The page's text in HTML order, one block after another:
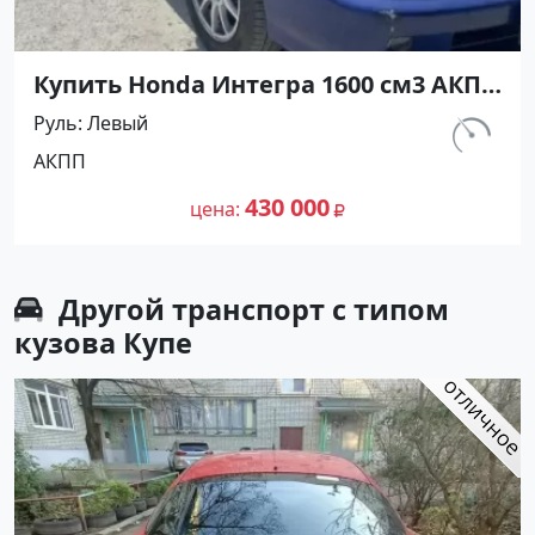
Купить Honda Интегра 1600 см3 АКПП
(120 л.с.) Бензин инжектор в Крымск:
цвет Сирий Купе 1999 года по цене
430000 рублей, объявление №26786
на сайте Авторынок23
км.
Руль Левый
АКПП
цена 430 000
Другой транспорт с типом
кузова Купе